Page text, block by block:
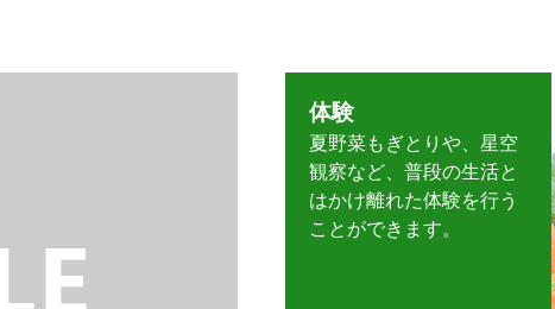
体験
夏野菜もぎとりや、星空
観察など、普段の生活と
はかけ離れた体験を行う
ことができます。